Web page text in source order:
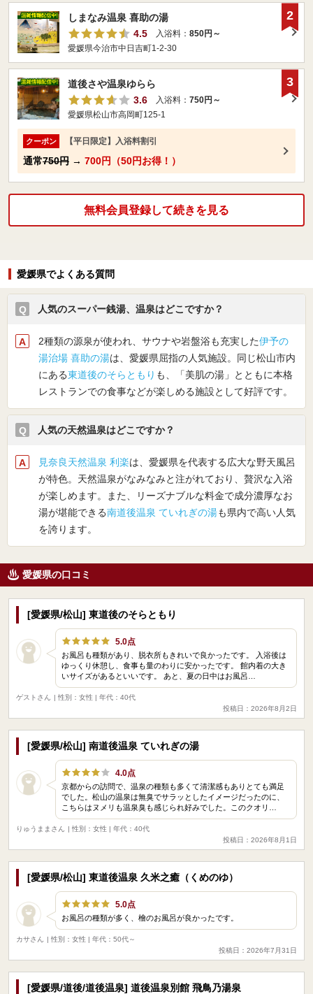
しまなみ温泉 喜助の湯
4.5
入浴料： 850円～
愛媛県今治市中日吉町1-2-30
2
道後さや温泉ゆらら
3.6
入浴料： 750円～
愛媛県松山市高岡町125-1
クーポン 【平日限定】入浴料割引
通常750円 → 700円（50円お得！）
3
無料会員登録して続きを見る
愛媛県でよくある質問
人気のスーパー銭湯、温泉はどこですか？
2種類の源泉が使われ、サウナや岩盤浴も充実した伊予の
湯治場 喜助の湯は、愛媛県屈指の人気施設。同じ松山市内
にある東道後のそらともり も、「美肌の湯」とともに本格
レストランでの食事などが楽しめる施設として好評です。
人気の天然温泉はどこですか？
見奈良天然温泉 利楽は、愛媛県を代表する広大な野天風呂
が特色。天然温泉がなみなみと注がれており、贅沢な入浴
が楽しめます。また、リーズナブルな料金で成分濃厚なお
湯が堪能できる南道後温泉 ていれぎの湯も県内で高い人気
を誇ります。
愛媛県の口コミ
[愛媛県/松山] 東道後のそらともり
5.0点
お風呂も種類があり、脱衣所もきれいで良かったです。 入浴後は
ゆっくり休憩し、食事も量のわりに安かったです。 館内着の大き
いサイズがあるといいです。 あと、夏の日中はお風呂…
ゲストさん
| 性別：女性 | 年代：40代
投稿日：2026年8月2日
[愛媛県/松山] 南道後温泉 ていれぎの湯
4.0点
京都からの訪問で、温泉の種類も多くて清潔感もありとても満足
でした。松山の温泉は無臭でサラッとしたイメージだったのに、
こちらはヌメリも温泉臭も感じられ好みでした。このクオリ…
りゅうままさん
| 性別：女性 | 年代：40代
投稿日：2026年8月1日
[愛媛県/松山] 東道後温泉 久米之癒（くめのゆ）
5.0点
お風呂の種類が多く、檜のお風呂が良かったです。
カサさん
| 性別：女性 | 年代：50代～
投稿日：2026年7月31日
[愛媛県/道後/道後温泉] 道後温泉別館 飛鳥乃湯泉